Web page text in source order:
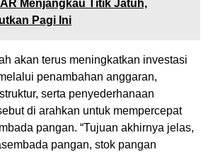
Menjangkau Titik Jatuh,
Pagi Ini
akan terus meningkatkan investasi
penambahan anggaran,
serta penyederhanaan
di arahkan untuk mempercepat
pangan. “Tujuan akhirnya jelas,
pangan, stok pangan